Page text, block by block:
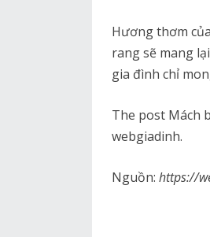
Hương thơm
rang sẽ mang
gia đình chỉ
The post Mách
webgiadinh.
Nguồn: https://